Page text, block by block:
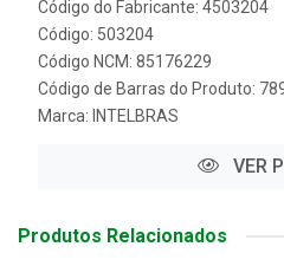
Código do Fabricante: 4503204
Código: 503204
Código NCM: 85176229
Código de Barras do Produto:
Marca: INTELBRAS
VER
Produtos Relacionados